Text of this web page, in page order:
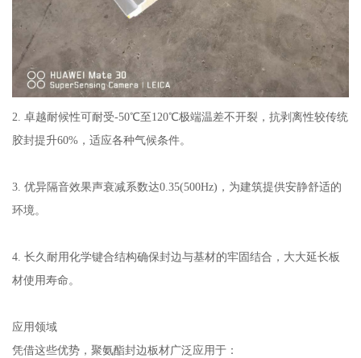
2. 卓越耐候性可耐受-50℃至120℃极端温差不开裂，抗剥离性较传统
胶封提升60%，适应各种气候条件。
3. 优异隔音效果声衰减系数达0.35(500Hz)，为建筑提供安静舒适的
环境。
4. 长久耐用化学键合结构确保封边与基材的牢固结合，大大延长板
材使用寿命。
应用领域
凭借这些优势，聚氨酯封边板材广泛应用于：